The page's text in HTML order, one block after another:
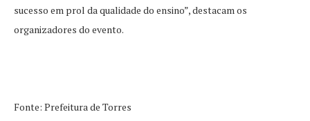
sucesso em prol da qualidade do ensino”, destacam os
organizadores do evento.
Fonte: Prefeitura de Torres